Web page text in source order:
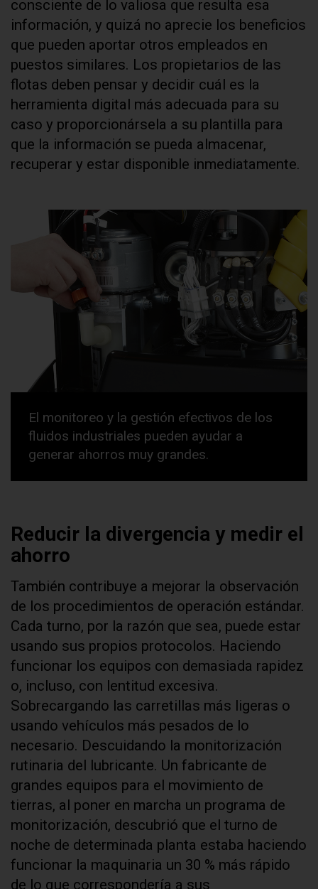
consciente de lo valiosa que resulta esa
información, y quizá no aprecie los beneficios
que pueden aportar otros empleados en
puestos similares. Los propietarios de las
flotas deben pensar y decidir cuál es la
herramienta digital más adecuada para su
caso y proporcionársela a su plantilla para
que la información se pueda almacenar,
recuperar y estar disponible inmediatamente.
El monitoreo y la gestión efectivos de los
fluidos industriales pueden ayudar a
generar ahorros muy grandes.
Reducir la divergencia y medir el
ahorro
También contribuye a mejorar la observación
de los procedimientos de operación estándar.
Cada turno, por la razón que sea, puede estar
usando sus propios protocolos. Haciendo
funcionar los equipos con demasiada rapidez
o, incluso, con lentitud excesiva.
Sobrecargando las carretillas más ligeras o
usando vehículos más pesados de lo
necesario. Descuidando la monitorización
rutinaria del lubricante. Un fabricante de
grandes equipos para el movimiento de
tierras, al poner en marcha un programa de
monitorización, descubrió que el turno de
noche de determinada planta estaba haciendo
funcionar la maquinaria un 30 % más rápido
de lo que correspondería a sus